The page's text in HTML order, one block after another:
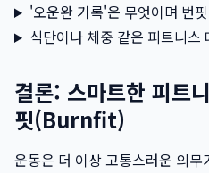
'오운완 기록'은 무엇이며 번
식단이나 체중 같은 피트니스
결론: 스마트한 피트
핏(Burnfit)
운동은 더 이상 고통스러운 의